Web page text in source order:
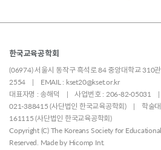
한국교육공학회
(06974) 서울시 동작구 흑석로 84 중앙대학교
2554 | EMAIL : kset20@kset.or.kr
대표자명 : 송해덕 | 사업번호 : 206-82-05031 |
021-388415 (사단법인 한국교육공학회) | 학술
161115 (사단법인 한국교육공학회)
Copyright (C) The Koreans Society for
Reserved. Made by Hicomp Int.